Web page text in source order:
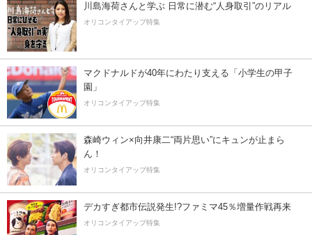
川島海荷さんと学ぶ 日常に潜む“人身取引”のリアル
オリコンタイアップ特集
マクドナルドが40年にわたり支える「小学生の甲子
園」
オリコンタイアップ特集
森崎ウィン×向井康二“両片思い”にキュンが止まら
ん！
オリコンタイアップ特集
デカすぎ都市伝説発生!?ファミマ45％増量作戦再来
オリコンタイアップ特集